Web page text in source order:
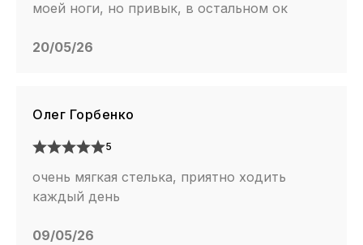
моей ноги, но привык, в остальном ок
20/05/26
Олег Горбенко
5
очень мягкая стелька, приятно ходить
каждый день
09/05/26